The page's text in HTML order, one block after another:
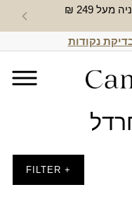
249 ₪ חדש
נקודות
+ FILTER